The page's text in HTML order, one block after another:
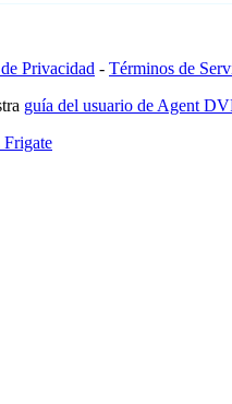
Privacidad - Términos de
guía del usuario de Agent